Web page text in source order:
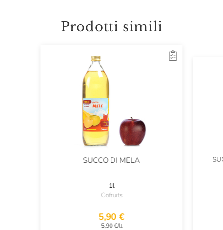
Prodotti simili
SUCCO DI MELA
1l
Cofruits
5,90 €
5,90 €/lt